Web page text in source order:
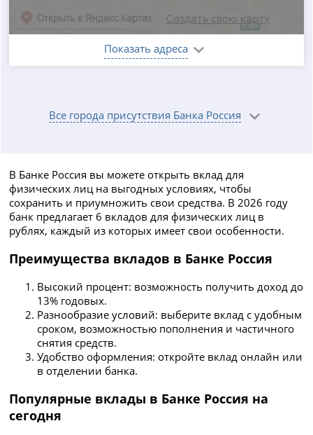
Показать адреса
Все города присутствия Банка Россия
В Банке Россия вы можете открыть вклад для
физических лиц на выгодных условиях, чтобы
сохранить и приумножить свои средства. В 2026 году
банк предлагает 6 вкладов для физических лиц в
рублях, каждый из которых имеет свои особенности.
Преимущества вкладов в Банке Россия
Высокий процент: возможность получить доход до
13% годовых.
Разнообразие условий: выберите вклад с удобным
сроком, возможностью пополнения и частичного
снятия средств.
Удобство оформления: откройте вклад онлайн или
в отделении банка.
Популярные вклады в Банке Россия на
сегодня